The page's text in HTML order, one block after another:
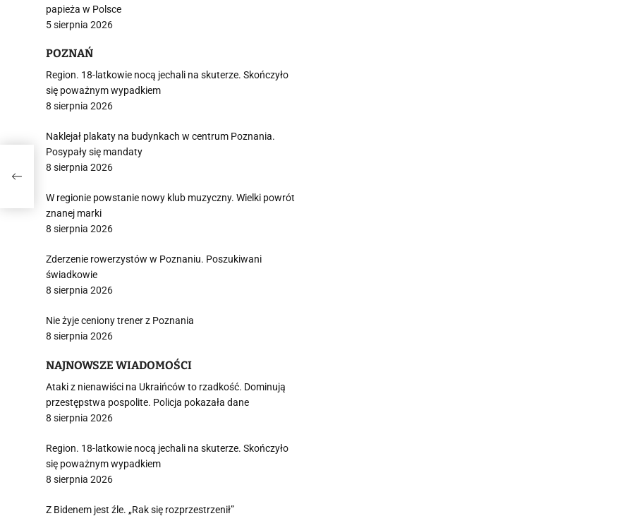
papieża w Polsce
5 sierpnia 2026
POZNAŃ
Region. 18-latkowie nocą jechali na skuterze. Skończyło
się poważnym wypadkiem
8 sierpnia 2026
Naklejał plakaty na budynkach w centrum Poznania.
Posypały się mandaty
8 sierpnia 2026
W regionie powstanie nowy klub muzyczny. Wielki powrót
znanej marki
8 sierpnia 2026
Zderzenie rowerzystów w Poznaniu. Poszukiwani
świadkowie
8 sierpnia 2026
Nie żyje ceniony trener z Poznania
8 sierpnia 2026
NAJNOWSZE WIADOMOŚCI
Ataki z nienawiści na Ukraińców to rzadkość. Dominują
przestępstwa pospolite. Policja pokazała dane
8 sierpnia 2026
Region. 18-latkowie nocą jechali na skuterze. Skończyło
się poważnym wypadkiem
8 sierpnia 2026
Z Bidenem jest źle. „Rak się rozprzestrzenił”